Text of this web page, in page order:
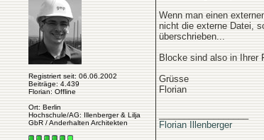
Registriert seit: 06.06.2002
Beiträge: 4.439
Florian: Offline
Ort: Berlin
Hochschule/AG: Illenberger & Lilja
GbR / Anderhalten Architekten
Wenn man einen
nicht die externe Datei,
überschrieben...
Blocke sind also in Ihrer
Grüsse
Florian
Florian Illenberger